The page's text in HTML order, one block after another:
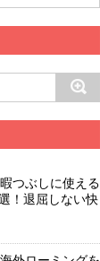
つぶしに使える
！退屈しない快